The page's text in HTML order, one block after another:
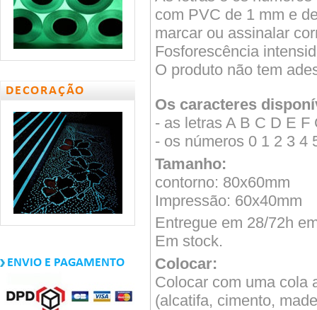
DECORAÇÃO
ENVIO E PAGAMENTO
com PVC de 1 mm e
marcar ou assinalar
Fosforescência
O produto não tem
Os caracteres
- as letras A B C D E F
- os números 0 1 2 3 4
Tamanho:
contorno: 80x60mm
Impressão: 60x40mm
Entregue em 28/72h
Em stock.
Colocar:
Colocar com uma cola
(alcatifa, cimento,